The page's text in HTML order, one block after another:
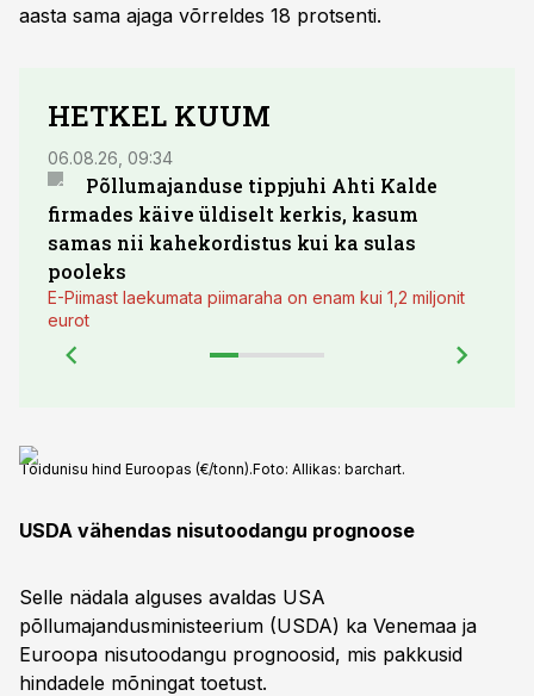
aasta sama ajaga võrreldes 18 protsenti.
HETKEL KUUM
06.08.26, 09:34
Põllumajanduse tippjuhi Ahti Kalde
firmades käive üldiselt kerkis, kasum
samas nii kahekordistus kui ka sulas
pooleks
E-Piimast laekumata piimaraha on enam kui 1,2 miljonit
eurot
Toidunisu hind Euroopas (€/tonn).Foto: Allikas: barchart.
USDA vähendas nisutoodangu prognoose
Selle nädala alguses avaldas USA
põllumajandusministeerium (USDA) ka Venemaa ja
Euroopa nisutoodangu prognoosid, mis pakkusid
hindadele mõningat toetust.